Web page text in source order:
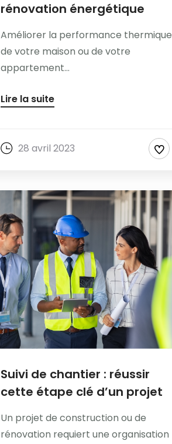
rénovation énergétique
Améliorer la performance thermique
de votre maison ou de votre
appartement...
Lire la suite
28 avril 2023
Suivi de chantier : réussir
cette étape clé d’un projet
Un projet de construction ou de
rénovation requiert une organisation